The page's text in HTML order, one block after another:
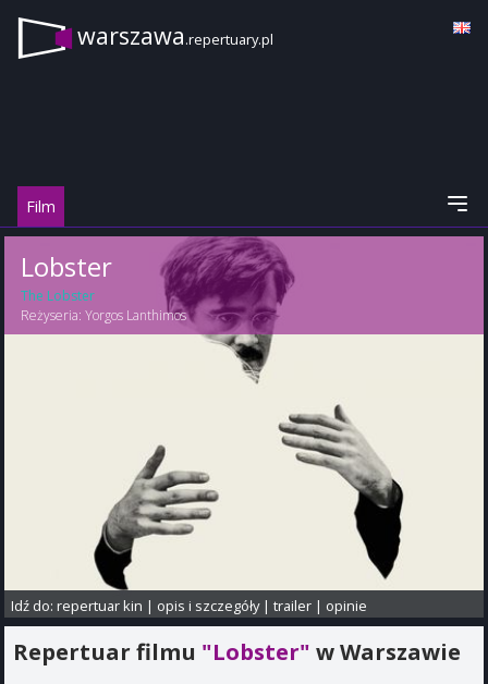
warszawa.repertuary.pl
Film
Lobster
The Lobster
Reżyseria: Yorgos Lanthimos
Idź do:repertuar kin | opis i szczegóły|trailer | opinie
Repertuar filmu "Lobster" w Warszawie